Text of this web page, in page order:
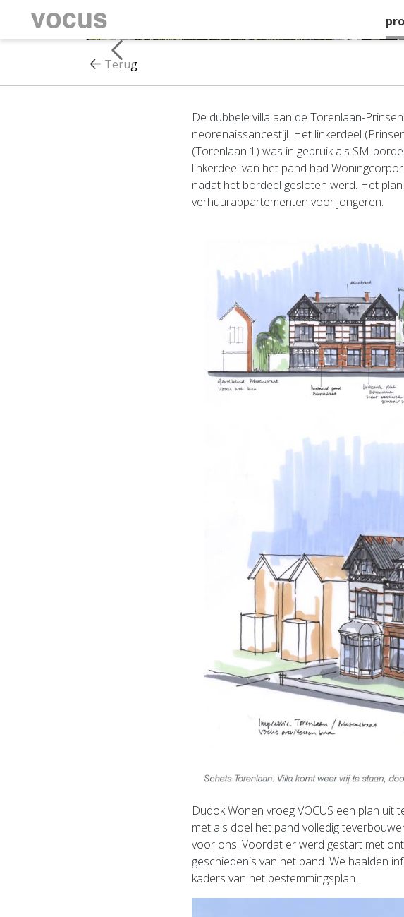
Terug
De dubbele villa aan de Torenlaan-
neorenaissancestijl. Het linkerdeel
(Torenlaan 1) was in gebruik als SM-
linkerdeel van het pand had
nadat het bordeel gesloten werd. Het
verhuurappartementen voor jongeren.
Dudok Wonen vroeg VOCUS een plan uit
met als doel het pand volledig
voor ons. Voordat er werd gestart met
geschiedenis van het pand. We haalden
kaders van het bestemmingsplan.